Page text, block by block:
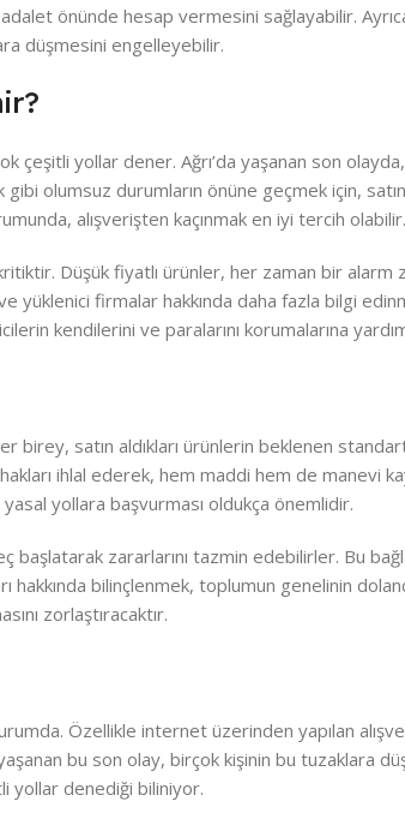
adalet önünde hesap vermesini sağlayabilir.
düşmesini engelleyebilir.
çeşitli yollar dener. Ağrı’da yaşanan son
gibi olumsuz durumların önüne geçmek için,
alışverişten kaçınmak en iyi tercih olabilir.
kritiktir. Düşük fiyatlı ürünler, her zaman bir alarm
yüklenici firmalar hakkında daha fazla bilgi
kendilerini ve paralarını korumalarına
birey, satın aldıkları ürünlerin beklenen
ihlal ederek, hem maddi hem de manevi
yollara başvurması oldukça önemlidir.
başlatarak zararlarını tazmin edebilirler. Bu
bilinçlenmek, toplumun genelinin
zorlaştıracaktır.
Özellikle internet üzerinden yapılan
bu son olay, birçok kişinin bu tuzaklara
yollar denediği biliniyor.